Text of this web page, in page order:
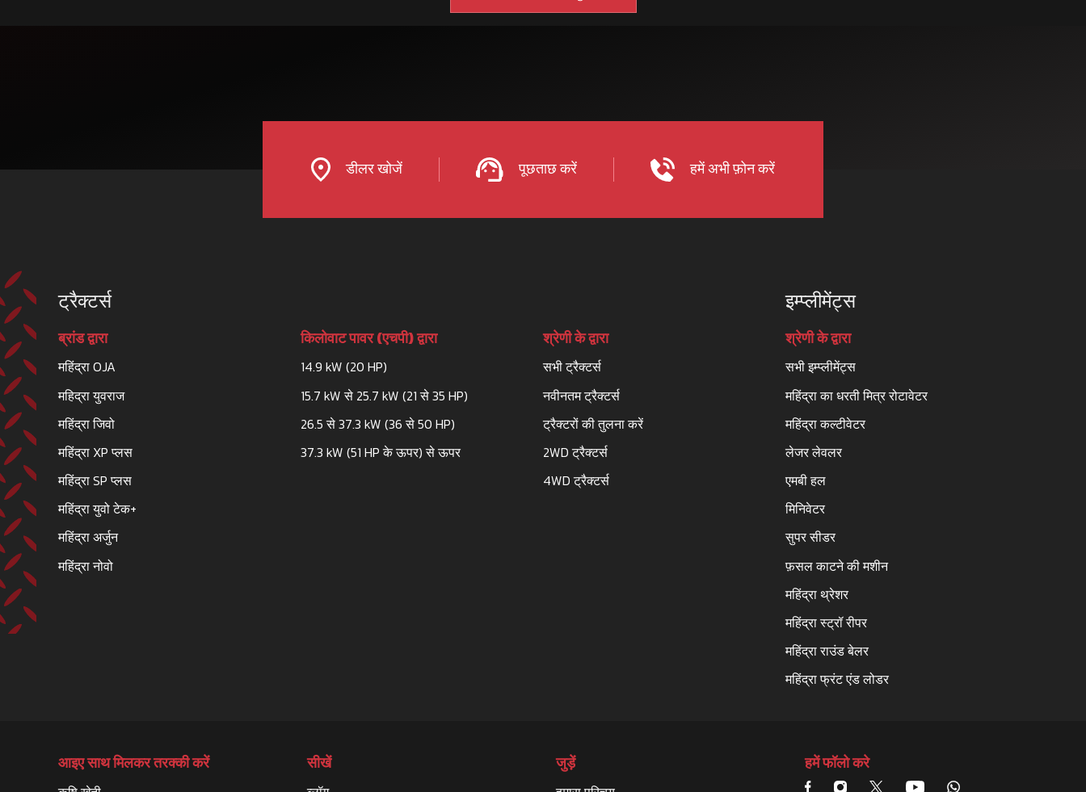
डीलर खोजें पूछताछ करें हमें अभी फ़ोन करें
ट्रैक्टर्स
ब्रांड द्वारा
महिंद्रा OJA
महिद्रा युवराज
महिंद्रा जिवो
महिंद्रा XP प्लस
महिंद्रा SP प्लस
महिंद्रा युवो टेक+
महिंद्रा अर्जुन
महिंद्रा नोवो
किलोवाट पावर (एचपी) द्वारा
14.9 kW (20 HP)
15.7 kW से 25.7 kW (21 से 35 HP)
26.5 से 37.3 kW (36 से 50 HP)
37.3 kW (51 HP के ऊपर) से ऊपर
श्रेणी के द्वारा
सभी ट्रैक्टर्स
नवीनतम ट्रैक्टर्स
ट्रैक्टरों की तुलना करें
2WD ट्रैक्टर्स
4WD ट्रैक्टर्स
इम्प्लीमेंट्स
श्रेणी के द्वारा
सभी इम्प्लीमेंट्स
महिंद्रा का धरती मित्र रोटावेटर
महिंद्रा कल्टीवेटर
लेजर लेवलर
एमबी हल
मिनिवेटर
सुपर सीडर
फ़सल काटने की मशीन
महिंद्रा थ्रेशर
महिंद्रा स्ट्रॉ रीपर
महिंद्रा राउंड बेलर
महिंद्रा फ्रंट एंड लोडर
आइए साथ मिलकर तरक्की करें सीखें जुड़ें हमें फॉलो करे